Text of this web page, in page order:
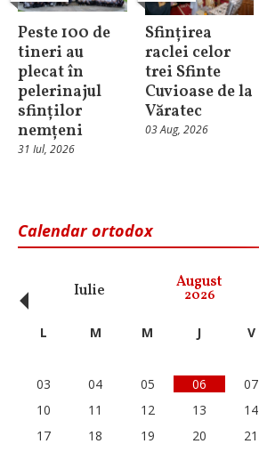
Peste 100 de
tineri au
plecat în
pelerinajul
sfinților
nemțeni
31 Iul, 2026
Sfințirea
raclei celor
trei Sfinte
Cuvioase de la
Văratec
03 Aug, 2026
Calendar ortodox
Iulie August
2026
‹ L M M J V
03
04 05 06 07
10
11 12 13 14
17
18 19 20 21